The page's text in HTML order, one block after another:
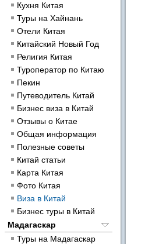
Кухня Китая
Туры на Хайнань
Отели Китая
Китайский Новый Год
Религия Китая
Туроператор по Китаю
Пекин
Путеводитель Китай
Бизнес виза в Китай
Отзывы о Китае
Общая информация
Полезные советы
Китай статьи
Карта Китая
Фото Китая
Виза в Китай
Бизнес туры в Китай
Мадагаскар
Туры на Мадагаскар